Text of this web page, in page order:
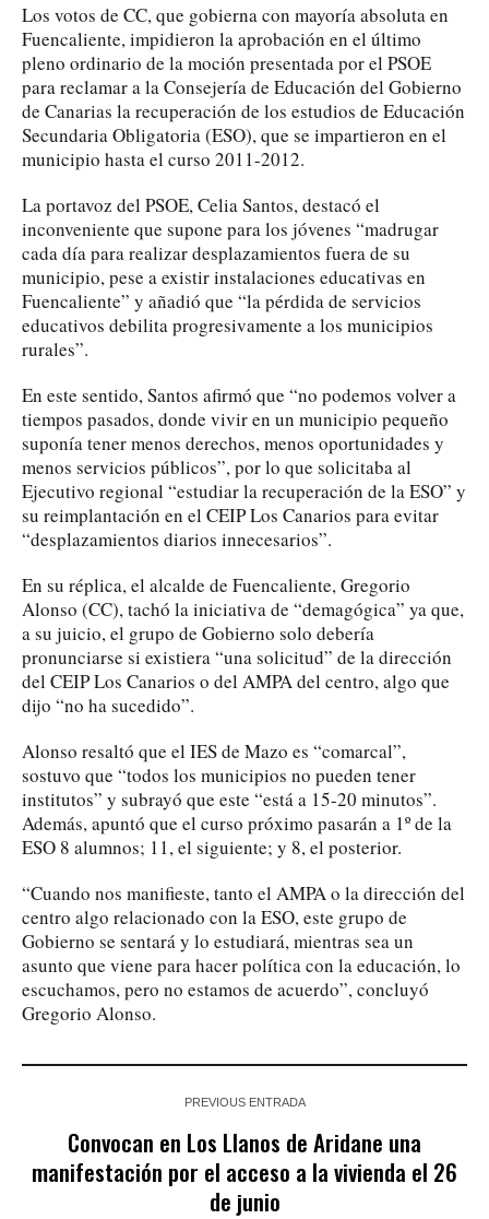
Los votos de CC, que gobierna con mayoría absoluta en
Fuencaliente, impidieron la aprobación en el último
pleno ordinario de la moción presentada por el PSOE
para reclamar a la Consejería de Educación del Gobierno
de Canarias la recuperación de los estudios de Educación
Secundaria Obligatoria (ESO), que se impartieron en el
municipio hasta el curso 2011-2012.
La portavoz del PSOE, Celia Santos, destacó el
inconveniente que supone para los jóvenes “madrugar
cada día para realizar desplazamientos fuera de su
municipio, pese a existir instalaciones educativas en
Fuencaliente” y añadió que “la pérdida de servicios
educativos debilita progresivamente a los municipios
rurales”.
En este sentido, Santos afirmó que “no podemos volver a
tiempos pasados, donde vivir en un municipio pequeño
suponía tener menos derechos, menos oportunidades y
menos servicios públicos”, por lo que solicitaba al
Ejecutivo regional “estudiar la recuperación de la ESO” y
su reimplantación en el CEIP Los Canarios para evitar
“desplazamientos diarios innecesarios”.
En su réplica, el alcalde de Fuencaliente, Gregorio
Alonso (CC), tachó la iniciativa de “demagógica” ya que,
a su juicio, el grupo de Gobierno solo debería
pronunciarse si existiera “una solicitud” de la dirección
del CEIP Los Canarios o del AMPA del centro, algo que
dijo “no ha sucedido”.
Alonso resaltó que el IES de Mazo es “comarcal”,
sostuvo que “todos los municipios no pueden tener
institutos” y subrayó que este “está a 15-20 minutos”.
Además, apuntó que el curso próximo pasarán a 1º de la
ESO 8 alumnos; 11, el siguiente; y 8, el posterior.
“Cuando nos manifieste, tanto el AMPA o la dirección del
centro algo relacionado con la ESO, este grupo de
Gobierno se sentará y lo estudiará, mientras sea un
asunto que viene para hacer política con la educación, lo
escuchamos, pero no estamos de acuerdo”, concluyó
Gregorio Alonso.
PREVIOUS ENTRADA
Convocan en Los Llanos de Aridane una
manifestación por el acceso a la vivienda el 26
de junio